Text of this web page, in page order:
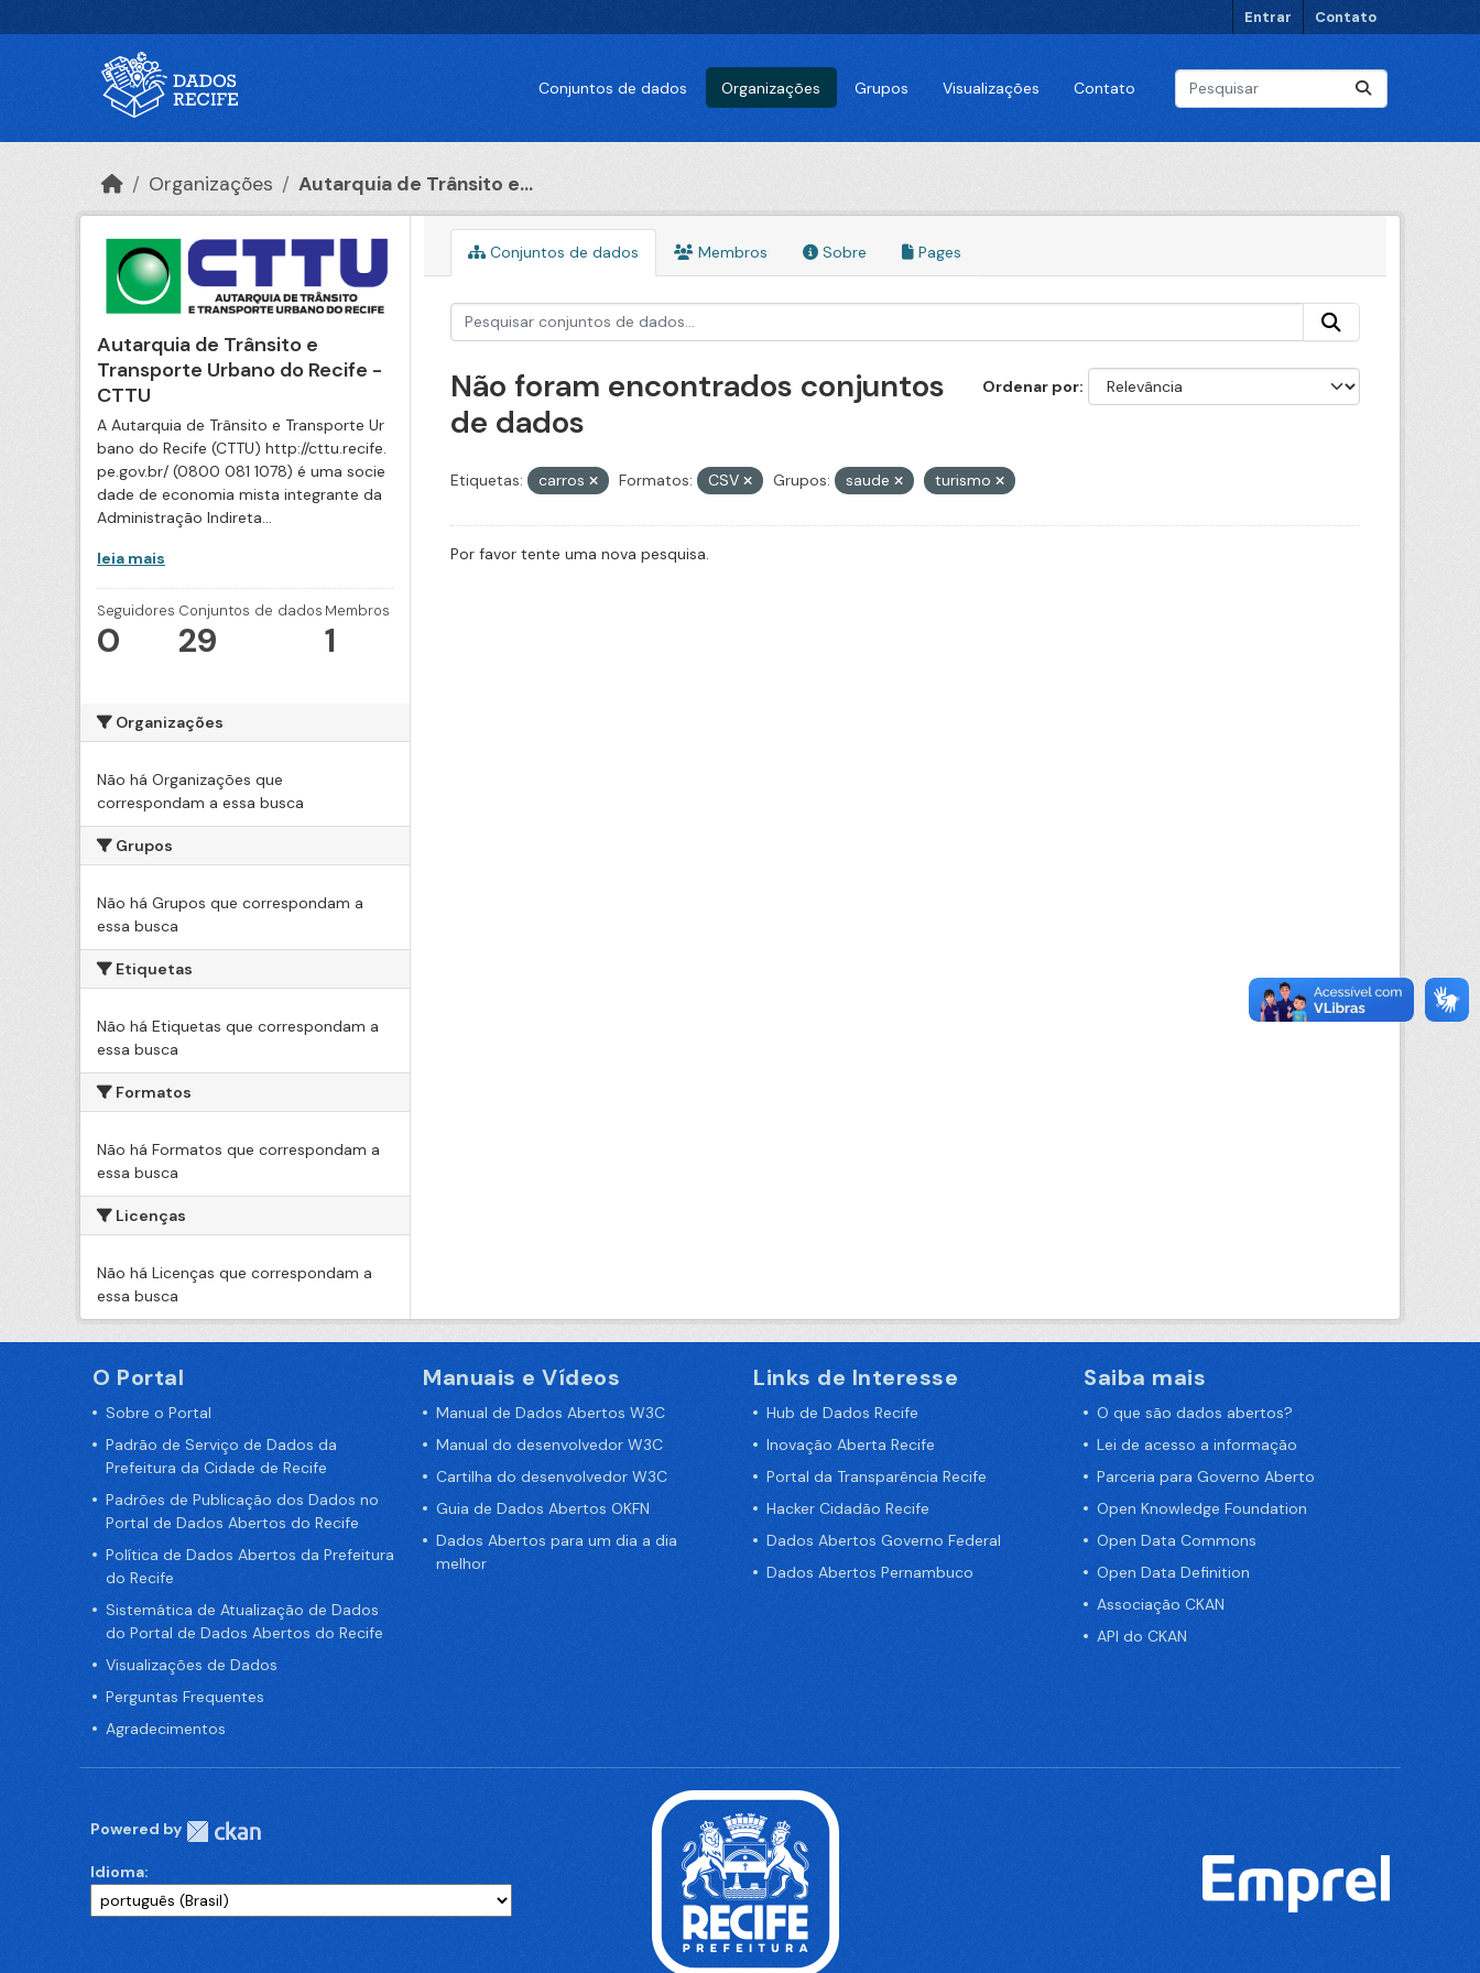
Entrar Contato
Conjuntos de dados Organizações Grupos Visualizações Contato
Organizações Autarquia de Trânsito e...
Autarquia de Trânsito e
Transporte Urbano do Recife -
CTTU
A Autarquia de Trânsito e Transporte Ur
bano do Recife (CTTU) http://cttu.recife.
pe.gov.br/ (0800 081 1078) é uma socie
dade de economia mista integrante da
Administração Indireta...
leia mais
Seguidores
0
Conjuntos de dados
29
Membros
1
Organizações
Não há Organizações que
correspondam a essa busca
Grupos
Não há Grupos que correspondam a
essa busca
Etiquetas
Não há Etiquetas que correspondam a
essa busca
Formatos
Não há Formatos que correspondam a
essa busca
Licenças
Não há Licenças que correspondam a
essa busca
Conjuntos de dados Membros Sobre Pages
Ordenar por
Não foram encontrados conjuntos
de dados
Etiquetas: carros Formatos: CSV Grupos: saude turismo
Por favor tente uma nova pesquisa.
O Portal
Sobre o Portal
Padrão de Serviço de Dados da
Prefeitura da Cidade de Recife
Padrões de Publicação dos Dados no
Portal de Dados Abertos do Recife
Política de Dados Abertos da Prefeitura
do Recife
Sistemática de Atualização de Dados
do Portal de Dados Abertos do Recife
Visualizações de Dados
Perguntas Frequentes
Agradecimentos
Manuais e Vídeos
Manual de Dados Abertos W3C
Manual do desenvolvedor W3C
Cartilha do desenvolvedor W3C
Guia de Dados Abertos OKFN
Dados Abertos para um dia a dia
melhor
Links de Interesse
Hub de Dados Recife
Inovação Aberta Recife
Portal da Transparência Recife
Hacker Cidadão Recife
Dados Abertos Governo Federal
Dados Abertos Pernambuco
Saiba mais
O que são dados abertos?
Lei de acesso a informação
Parceria para Governo Aberto
Open Knowledge Foundation
Open Data Commons
Open Data Definition
Associação CKAN
API do CKAN
Powered by
Idioma